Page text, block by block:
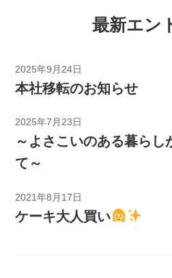
最新エン
2025年9月24日
本社移転のお知らせ
2025年7月23日
～よさこいのある暮らし
て～
2021年8月17日
ケーキ大人買い